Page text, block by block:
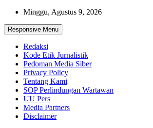
Skip
content
Minggu, Agustus 9, 2026
Responsive Menu
Redaksi
Kode Etik Jurnalistik
Pedoman Media Siber
Privacy Policy
Tentang Kami
SOP Perlindungan Wartawan
UU Pers
Media Partners
Disclaimer